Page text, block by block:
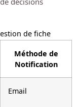
de fiche
Méthode de
Notification
Email